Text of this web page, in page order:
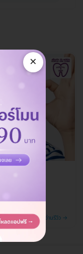
อ่านรีวิว →
×